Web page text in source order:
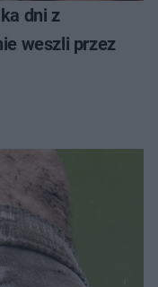
dni z
weszli przez